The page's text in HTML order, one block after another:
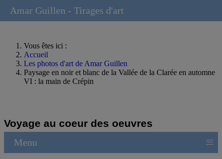
Vous êtes ici :
Accueil
Les photos d'art de Amar Guillen
Paysage en noir et blanc de la Vallée de la Clarée en automne
VI : la main de Crépin
Voyage au coeur des oeuvres
Menu ≡
Amar Guillen - Tirages d'art